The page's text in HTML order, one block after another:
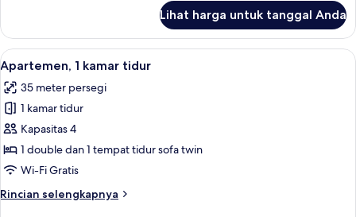
Studio
Lihat harga untuk tanggal Anda
Lihat
semua
foto
untuk
Apartemen,
1
kamar
Seprai premium, brankas, meja
5
Apartemen, 1 kamar tidur
35 meter persegi
1 kamar tidur
Kapasitas 4
1 double dan 1 tempat tidur sofa twin
Wi-Fi Gratis
Rincian selengkapnya
Rincian